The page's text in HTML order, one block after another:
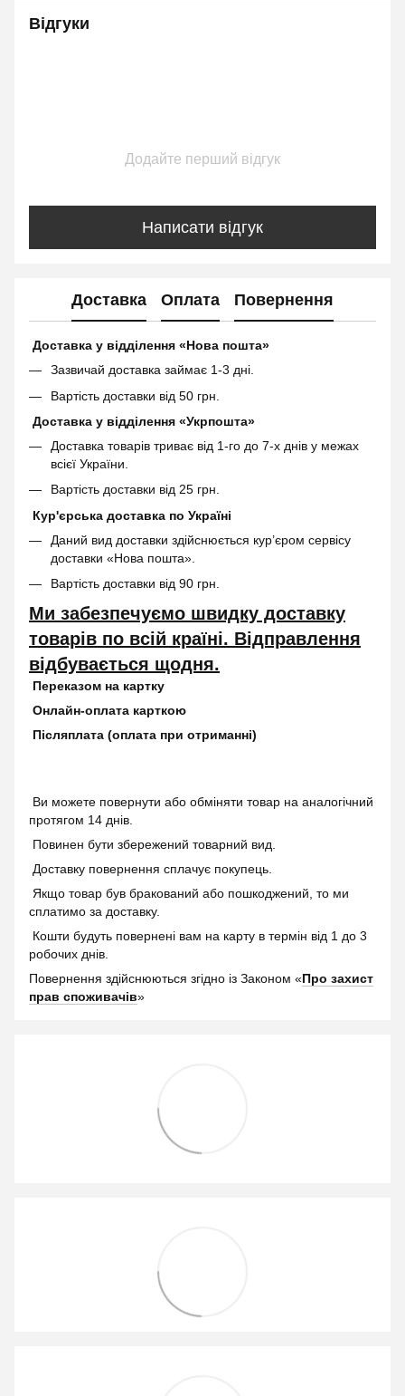
Відгуки
Додайте перший відгук
Написати відгук
Доставка Оплата Повернення
Доставка у відділення «Нова пошта»
Зазвичай доставка займає 1-3 дні.
Вартість доставки від 50 грн.
Доставка у відділення «Укрпошта»
Доставка товарів триває від 1-го до 7-х днів у межах
всієї України.
Вартість доставки від 25 грн.
Кур'єрська доставка по Україні
Даний вид доставки здійснюється кур’єром сервісу
доставки «Нова пошта».
Вартість доставки від 90 грн.
Ми забезпечуємо швидку доставку
товарів по всій країні. Відправлення
відбувається щодня.
Переказом на картку
Онлайн-оплата карткою
Післяплата (оплата при отриманні)
Ви можете повернути або обміняти товар на аналогічний
протягом 14 днів.
Повинен бути збережений товарний вид.
Доставку повернення сплачує покупець.
Якщо товар був бракований або пошкоджений, то ми
сплатимо за доставку.
Кошти будуть повернені вам на карту в термін від 1 до 3
робочих днів.
Повернення здійснюються згідно із Законом «Про захист
прав споживачів»